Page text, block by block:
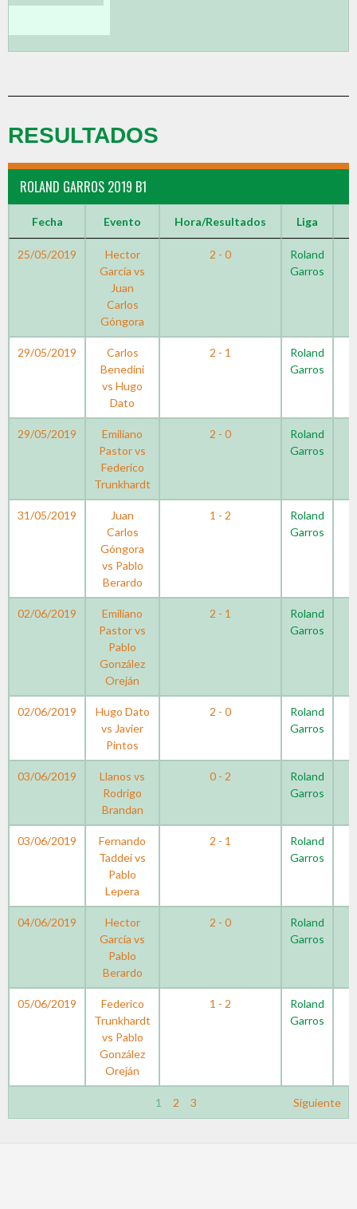
RESULTADOS
ROLAND GARROS 2019 B1
Fecha Evento Hora/Resultados Liga
25/05/2019
Hector
García vs
Juan
Carlos
Góngora
2 - 0
Roland
Garros
29/05/2019
Carlos
Benedini
vs Hugo
Dato
2 - 1
Roland
Garros
29/05/2019
Emiliano
Pastor vs
Federico
Trunkhardt
2 - 0
Roland
Garros
31/05/2019
Juan
Carlos
Góngora
vs Pablo
Berardo
1 - 2
Roland
Garros
02/06/2019
Emiliano
Pastor vs
Pablo
González
Oreján
2 - 1
Roland
Garros
02/06/2019
Hugo Dato
vs Javier
Pintos
2 - 0
Roland
Garros
03/06/2019
Llanos vs
Rodrigo
Brandan
0 - 2
Roland
Garros
03/06/2019
Fernando
Taddei vs
Pablo
Lepera
2 - 1
Roland
Garros
04/06/2019
Hector
García vs
Pablo
Berardo
2 - 0
Roland
Garros
05/06/2019
Federico
Trunkhardt
vs Pablo
González
Oreján
1 - 2
Roland
Garros
1 2 3 Siguiente